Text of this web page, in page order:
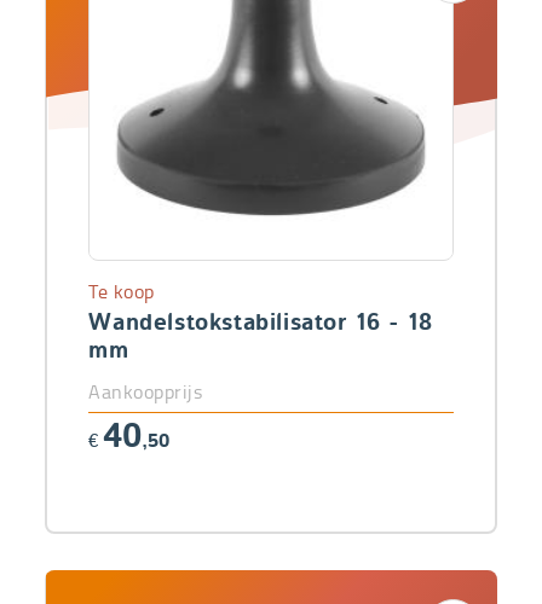
Wandelstokstabilisator 16 - 18
mm
Te koop
Aankoopprijs
€ 40,50